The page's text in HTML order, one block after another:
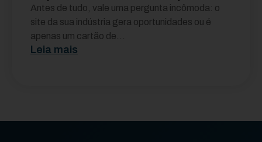
Antes de tudo, vale uma pergunta incômoda: o
site da sua indústria gera oportunidades ou é
apenas um cartão de...
Leia mais